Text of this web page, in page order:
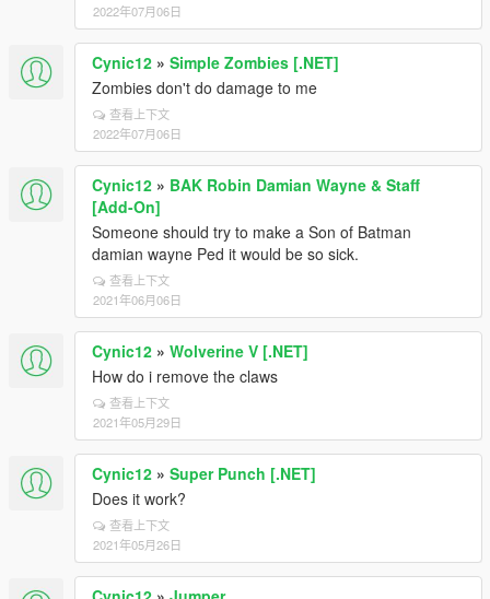
2022年07月06日
Cynic12 » Simple Zombies [.NET]
Zombies don't do damage to me
查看上下文
2022年07月06日
Cynic12 » BAK Robin Damian Wayne & Staff
[Add-On]
Someone should try to make a Son of Batman
damian wayne Ped it would be so sick.
查看上下文
2021年06月06日
Cynic12 » Wolverine V [.NET]
How do i remove the claws
查看上下文
2021年05月29日
Cynic12 » Super Punch [.NET]
Does it work?
查看上下文
2021年05月26日